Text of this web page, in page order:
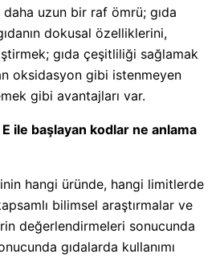
daha uzun bir raf ömrü; gıda
dokusal özelliklerini,
gıda çeşitliliği sağlamak
oksidasyon gibi istenmeyen
gibi avantajları var.
ile başlayan kodlar ne anlama
hangi üründe, hangi limitlerde
bilimsel araştırmalar ve
değerlendirmeleri sonucunda
gıdalarda kullanımı